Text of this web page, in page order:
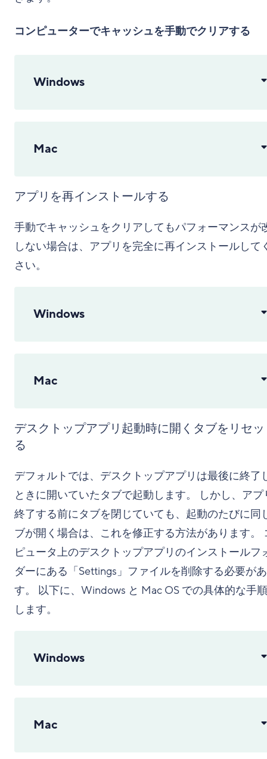
コンピューターでキャッシュを手動でクリアする
Windows
Mac
アプリを再インストールする
手動でキャッシュをクリアしてもパフォーマンスが
しない場合は、アプリを完全に再インストールして
さい。
Windows
Mac
デスクトップアプリ起動時に開くタブをリセ
る
デフォルトでは、デスクトップアプリは最後に終了
ときに開いていたタブで起動します。 しかし、アプ
終了する前にタブを閉じていても、起動のたびに同
ブが開く場合は、これを修正する方法があります。
ピュータ上のデスクトップアプリのインストールフ
ダーにある「Settings」ファイルを削除する必要が
す。 以下に、Windows と Mac OS での具体的な手
します。
Windows
Mac